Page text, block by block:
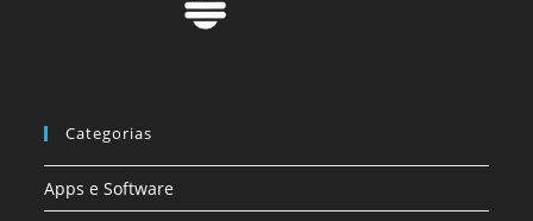
Categorias
Apps e Software